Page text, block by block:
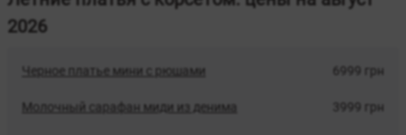
2026
Черное платье мини с рюшами 6999 грн
Молочный сарафан миди из денима 3999 грн